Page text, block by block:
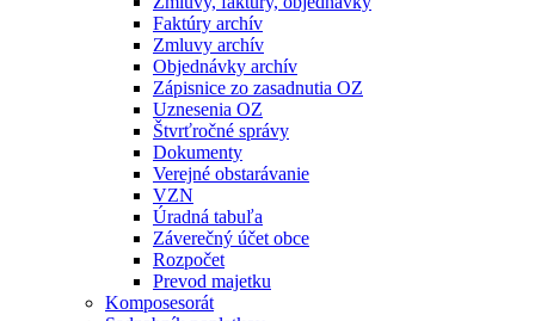
Faktúry archív
Zmluvy archív
Objednávky archív
Zápisnice zo zasadnutia OZ
Uznesenia OZ
Štvrťročné správy
Dokumenty
Verejné obstarávanie
VZN
Úradná tabuľa
Záverečný účet obce
Rozpočet
Prevod majetku
Komposesorát